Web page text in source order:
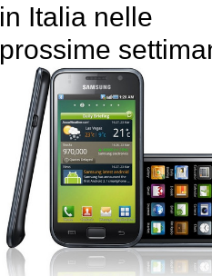
in Italia nelle
prossime